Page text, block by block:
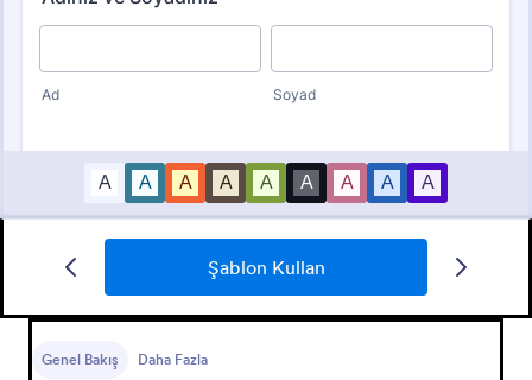
Şablon Kullan
Genel Bakış Daha Fazla
Çoktan Seçmeli Test Formu
veya hedef kitlenize çoktan seçmeli sınav yapabilen